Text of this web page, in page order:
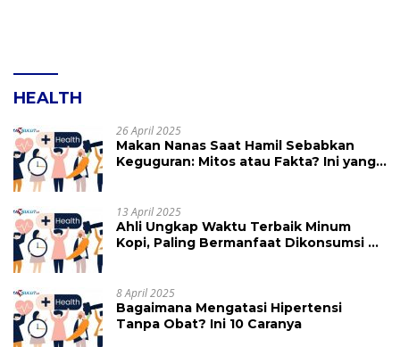
HEALTH
26 April 2025
Makan Nanas Saat Hamil Sebabkan
Keguguran: Mitos atau Fakta? Ini yang
13 April 2025
Ahli Ungkap Waktu Terbaik Minum
Kopi, Paling Bermanfaat Dikonsumsi di
8 April 2025
Bagaimana Mengatasi Hipertensi
Tanpa Obat? Ini 10 Caranya